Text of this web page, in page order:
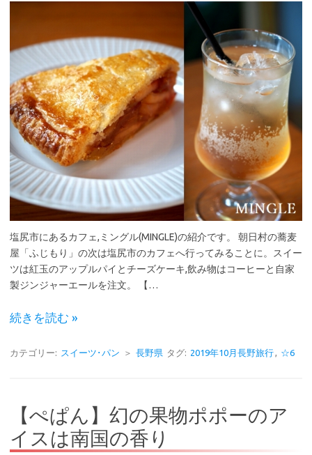
塩尻市にあるカフェ,ミングル(MINGLE)の紹介です。 朝日村の蕎麦
屋「ふじもり」の次は塩尻市のカフェへ行ってみることに。スイー
ツは紅玉のアップルパイとチーズケーキ,飲み物はコーヒーと自家
製ジンジャーエールを注文。 【…
続きを読む »
カテゴリー: スイーツ･パン ＞ 長野県 タグ: 2019年10月長野旅行, ☆6
【ぺぱん】幻の果物ポポーのア
イスは南国の香り